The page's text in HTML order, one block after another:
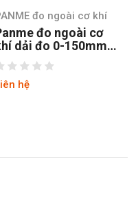
PANME đo ngoài cơ khí
Panme đo ngoài cơ
khí dải đo 0-25mm
Mitutoyo 103-137
Liên hệ